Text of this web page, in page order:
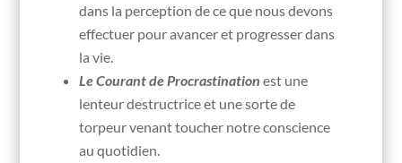
dans la perception de ce que nous devons
effectuer pour avancer et progresser dans
la vie.
Le Courant de Procrastination est une
lenteur destructrice et une sorte de
torpeur venant toucher notre conscience
au quotidien.